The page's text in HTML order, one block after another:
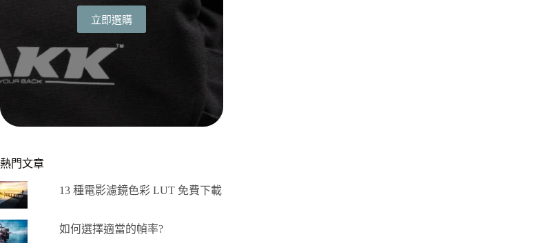
立即選購
熱門文章
13 種電影濾鏡色彩 LUT 免費下載
如何選擇適當的幀率?